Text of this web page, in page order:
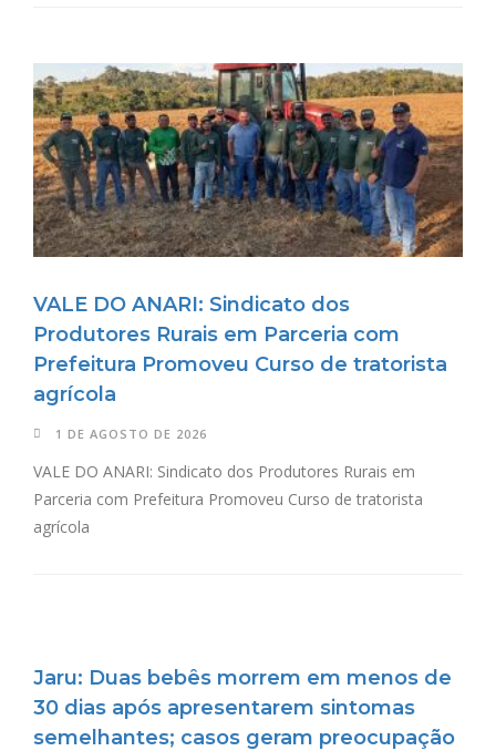
VALE DO ANARI: Sindicato dos
Produtores Rurais em Parceria com
Prefeitura Promoveu Curso de tratorista
agrícola
1 DE AGOSTO DE 2026
VALE DO ANARI: Sindicato dos Produtores Rurais em
Parceria com Prefeitura Promoveu Curso de tratorista
agrícola
Jaru: Duas bebês morrem em menos de
30 dias após apresentarem sintomas
semelhantes; casos geram preocupação